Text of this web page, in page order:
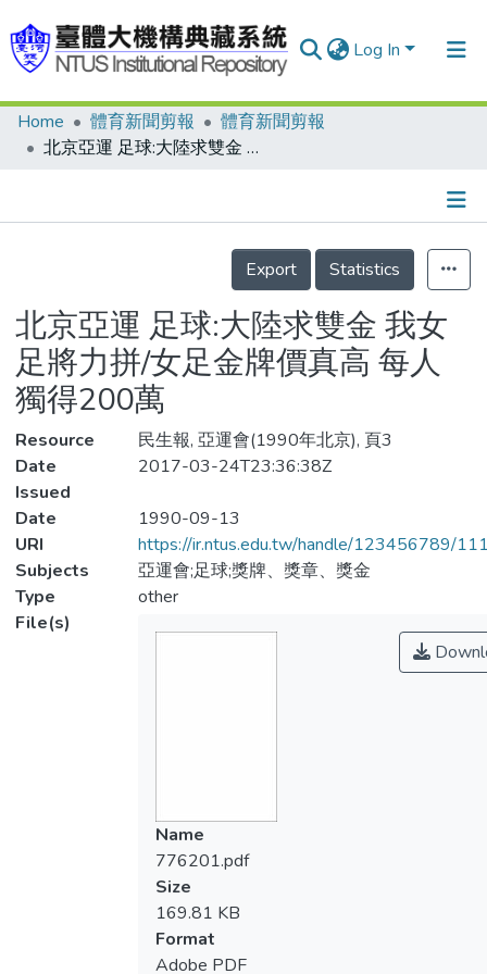
Log In
Communities & Collections
Statistics
Home 體育新聞剪報
體育新聞剪報
北京亞運 足球:大陸求雙金 我女足將力拼/女足金牌價真高 每人獨得200萬
Details
Export
Statistics
北京亞運 足球:大陸求雙金 我女
足將力拼/女足金牌價真高 每人
獨得200萬
Resource
民生報, 亞運會(1990年北京), 頁3
Date
Issued
2017-03-24T23:36:38Z
Date
1990-09-13
URI
https://ir.ntus.edu.tw/handle/123456789/
Subjects
亞運會;足球;獎牌、獎章、獎金
Type
other
File(s)
Name
776201.pdf
Size
169.81 KB
Format
Adobe PDF